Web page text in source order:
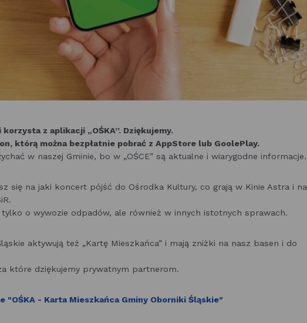
z aplikacji „OŚKA”. Dziękujemy.
którą można bezpłatnie pobrać z AppStore lub GoolePlay.
w naszej Gminie, bo w „OŚCE” są aktualne i wiarygodne informacje.
się na jaki koncert pójść do Ośrodka Kultury, co grają w Kinie Astra i na
o wywozie odpadów, ale również w innych istotnych sprawach.
aktywują też „Kartę Mieszkańca” i mają zniżki na nasz basen i do
które dziękujemy prywatnym partnerom.
"OŚKA - Karta Mieszkańca Gminy Oborniki Śląskie"